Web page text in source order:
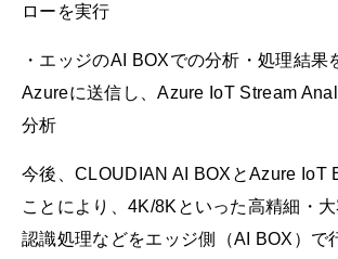
ローを実行
・エッジのAI BOXでの分析・処理結果
Azureに送信し、Azure IoT Stream
分析
今後、CLOUDIAN AI BOXとAzure IoT
ことにより、4K/8Kといった高精細・
認識処理などをエッジ側（AI BOX）で